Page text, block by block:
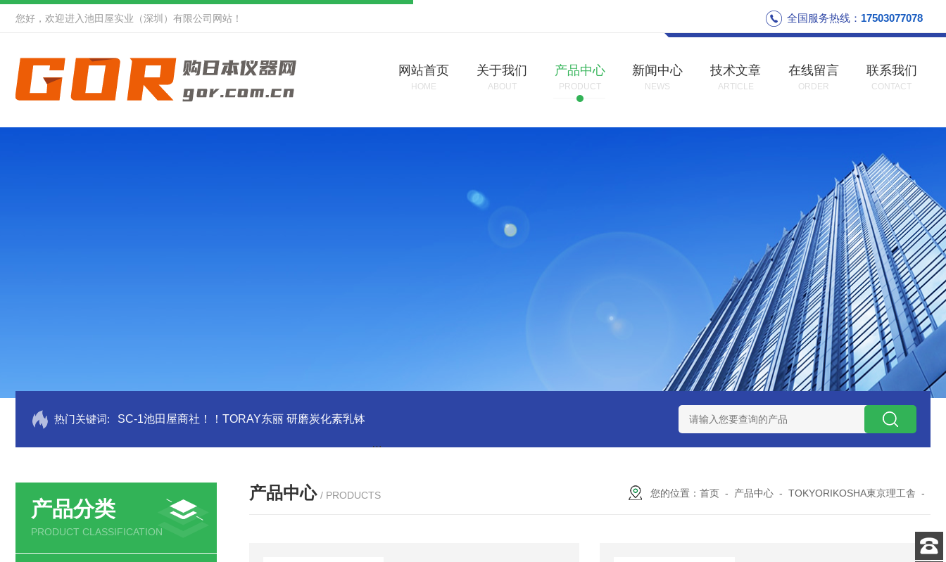
您好，欢迎进入池田屋实业（深圳）有限公司网站！ 全国服务热线： 17503077078
网站首页
HOME
关于我们
ABOUT
产品中心
PRODUCT
新闻中心
NEWS
技术文章
ARTICLE
在线留言
ORDER
联系我们
CONTACT
热门关键词: SC-1池田屋商社！！TORAY东丽 研磨炭化素乳钵 AGB-K-0.2-C01-H03池田屋！！TORAY东丽 TZP氧化锆陶瓷研磨球 AGB-K-0.4-C01-Q69全新！！TORAY东丽
产品分类
PRODUCT CLASSIFICATION
产品中心 / PRODUCTS 您的位置： 首页 - 产品中心 - TOKYORIKOSHA東京理工舎 -